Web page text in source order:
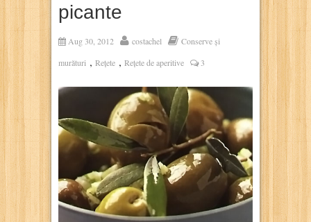
picante
Aug 30, 2012 costachel
Conserve și
murături , Rețete , Rețete de aperitive 3